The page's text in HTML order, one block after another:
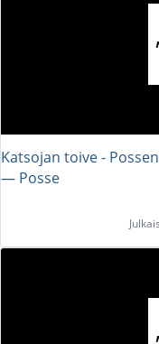
Katsojan toive -
― Posse